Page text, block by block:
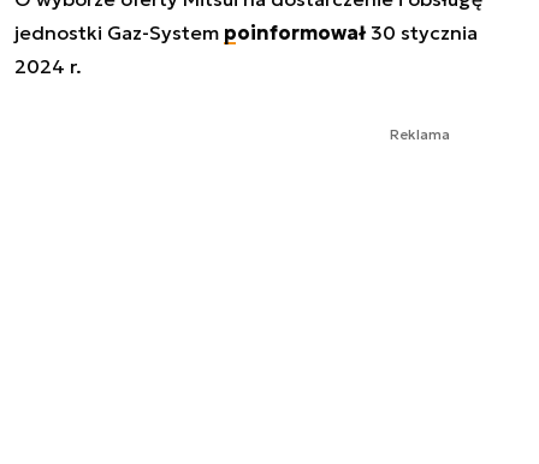
jednostki Gaz-System poinformował30 stycznia
2024 r.
Reklama